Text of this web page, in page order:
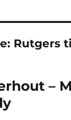
Rutgers
–